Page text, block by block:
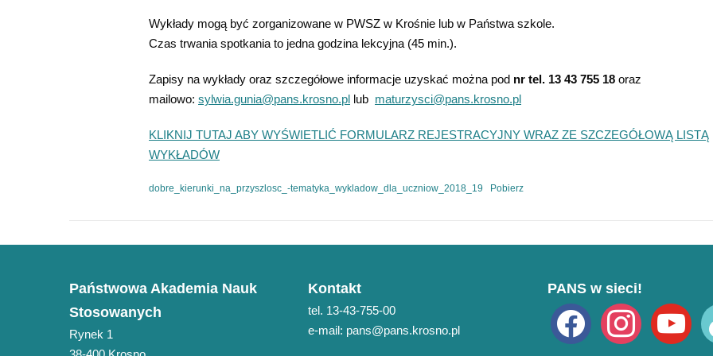
Wykłady mogą być zorganizowane w PWSZ w Krośnie lub w Państwa szkole.
Czas trwania spotkania to jedna godzina lekcyjna (45 min.).
Zapisy na wykłady oraz szczegółowe informacje uzyskać można pod nr tel. 13 43 755 18 oraz
mailowo: sylwia.gunia@pans.krosno.pl lub maturzysci@pans.krosno.pl
KLIKNIJ TUTAJ ABY WYŚWIETLIĆ FORMULARZ REJESTRACYJNY WRAZ ZE SZCZEGÓŁOWĄ LISTĄ
WYKŁADÓW
dobre_kierunki_na_przyszlosc_-tematyka_wykladow_dla_uczniow_2018_19 Pobierz
Państwowa Akademia Nauk
Stosowanych
Rynek 1
Kontakt
tel. 13-43-755-00
e-mail: pans@pans.krosno.pl
PANS w sieci!
facebook instagram youtube